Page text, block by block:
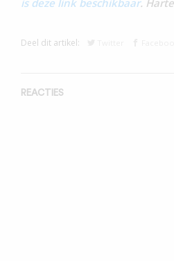
Deel dit artikel:
REACTIES